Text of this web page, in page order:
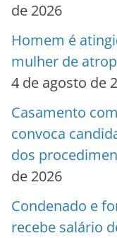
de 2026
Homem é
mulher de
4 de agosto de
Casamento
convoca
dos
de 2026
Condenado e
recebe salário